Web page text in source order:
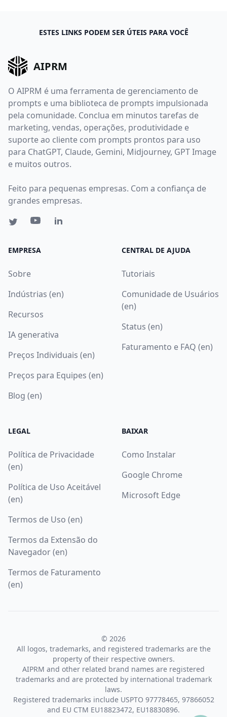
ESTES LINKS PODEM SER ÚTEIS PARA VOCÊ
AIPRM
O AIPRM é uma ferramenta de gerenciamento de
prompts e uma biblioteca de prompts impulsionada
pela comunidade. Conclua em minutos tarefas de
marketing, vendas, operações, produtividade e
suporte ao cliente com prompts prontos para uso
para ChatGPT, Claude, Gemini, Midjourney, GPT Image
e muitos outros.
Feito para pequenas empresas. Com a confiança de
grandes empresas.
EMPRESA
Sobre
Indústrias (en)
Recursos
IA generativa
Preços Individuais (en)
Preços para Equipes (en)
Blog (en)
CENTRAL DE AJUDA
Tutoriais
Comunidade de Usuários
(en)
Status (en)
Faturamento e FAQ (en)
LEGAL
Política de Privacidade
(en)
Política de Uso Aceitável
(en)
Termos de Uso (en)
Termos da Extensão do
Navegador (en)
Termos de Faturamento
(en)
BAIXAR
Como Instalar
Google Chrome
Microsoft Edge
© 2026
All logos, trademarks, and registered trademarks are the
property of their respective owners.
AIPRM and other related brand names are registered
trademarks and are protected by international trademark
laws.
Registered trademarks include USPTO 97778465, 97866052
and EU CTM EU18823472, EU18830896.